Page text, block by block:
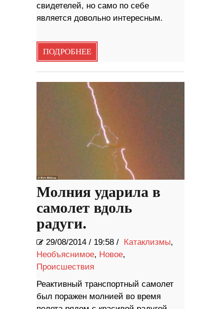
свидетелей, но само по себе
является довольно интересным.
ПОДРОБНЕЕ
Молния ударила в
самолет вдоль
радуги.
29/08/2014 / 19:58 / Катаклизмы,
Необъяснимое, Новое,
Происшествия
Реактивный транспортный самолет
был поражен молнией во время